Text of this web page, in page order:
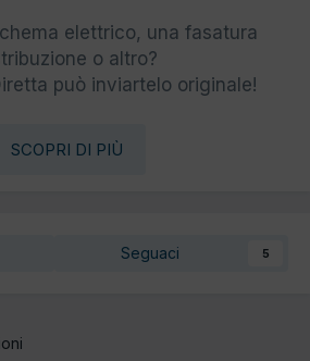
elettrico, una fasatura
o altro?
può inviartelo originale!
SCOPRI DI PIÙ
Seguaci 5